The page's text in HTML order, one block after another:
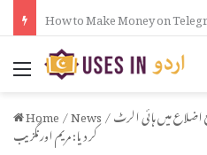
How to Put Formula in Excel
Menu
Home/News/میں ہائی الرٹ
کر دیا: مریم اورنگزیب